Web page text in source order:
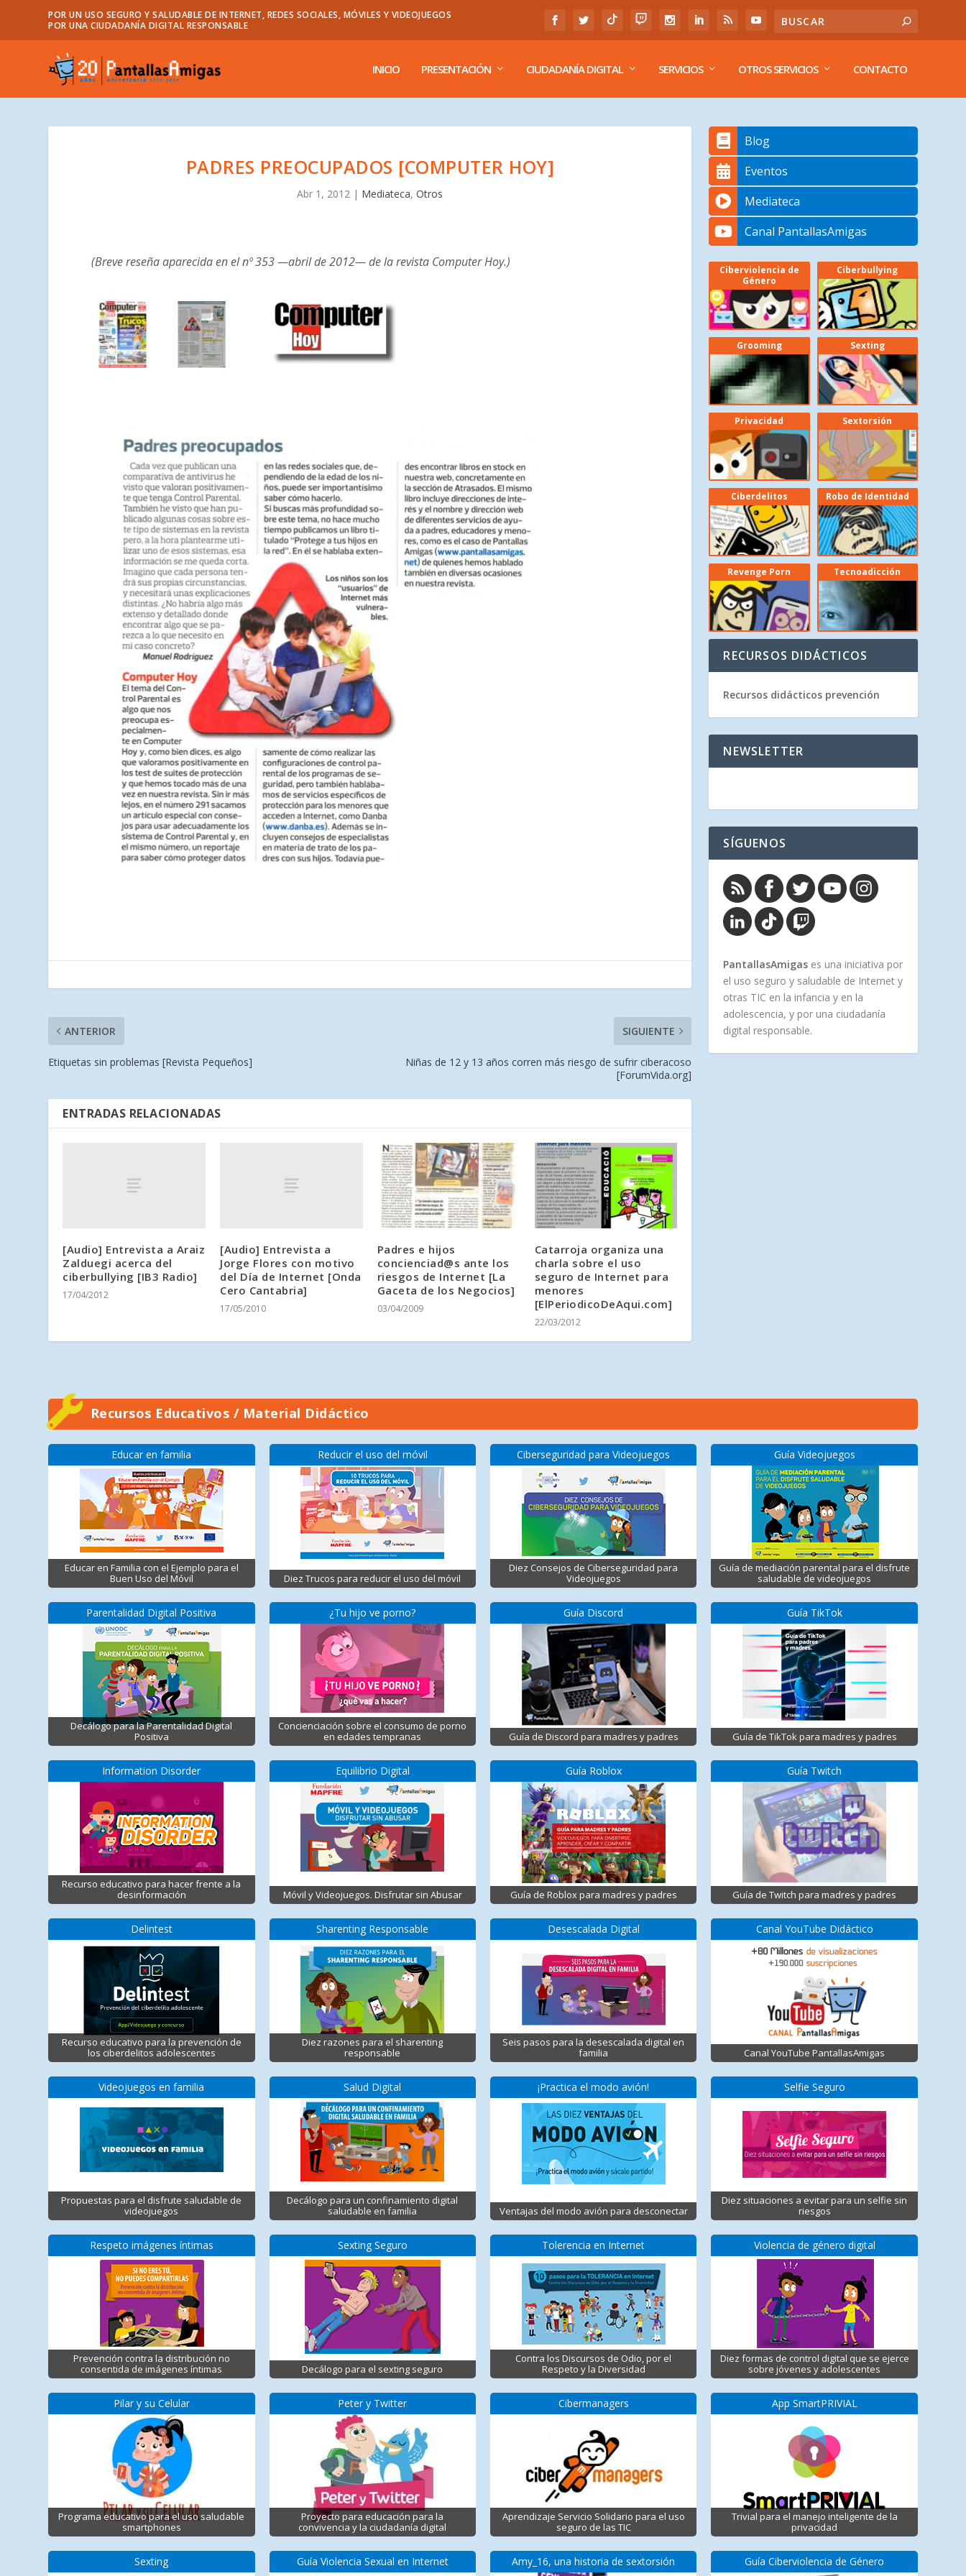
POR UN USO SEGURO Y SALUDABLE DE INTERNET, REDES SOCIALES, MÓVILES Y VIDEOJUEGOS
POR UNA CIUDADANÍA DIGITAL RESPONSABLE
INICIO PRESENTACIÓN CIUDADANÍA DIGITAL SERVICIOS OTROS SERVICIOS CONTACTO
PADRES PREOCUPADOS [COMPUTER HOY]
Abr 1, 2012 | Mediateca,Otros
(Breve reseña aparecida en el nº 353 —abril de 2012— de la revista Computer Hoy.)
ANTERIOR
Etiquetas sin problemas [Revista Pequeños]
SIGUIENTE
Niñas de 12 y 13 años corren más riesgo de sufrir ciberacoso
[ForumVida.org]
ENTRADAS RELACIONADAS
[Audio] Entrevista a Araiz
Zalduegi acerca del
ciberbullying [IB3 Radio]
17/04/2012
[Audio] Entrevista a
Jorge Flores con motivo
del Día de Internet [Onda
Cero Cantabria]
17/05/2010
Padres e hijos
concienciad@s ante los
riesgos de Internet [La
Gaceta de los Negocios]
03/04/2009
Catarroja organiza una
charla sobre el uso
seguro de Internet para
menores
[ElPeriodicoDeAqui.com]
22/03/2012
Blog
Eventos
Mediateca
Canal PantallasAmigas
Ciberviolencia de
Género
Ciberbullying
Grooming Sexting
Privacidad Sextorsión
Ciberdelitos Robo de Identidad
Revenge Porn Tecnoadicción
RECURSOS DIDÁCTICOS
Recursos didácticos prevención
NEWSLETTER
SÍGUENOS
PantallasAmigas es una iniciativa por
el uso seguro y saludable de Internet y
otras TIC en la infancia y en la
adolescencia, y por una ciudadanía
digital responsable.
Recursos Educativos / Material Didáctico
Educar en familia
Educar en Familia con el Ejemplo para el
Buen Uso del Móvil
Parentalidad Digital Positiva
Decálogo para la Parentalidad Digital
Positiva
Information Disorder
Recurso educativo para hacer frente a la
desinformación
Delintest
Recurso educativo para la prevención de
los ciberdelitos adolescentes
Videojuegos en familia
Propuestas para el disfrute saludable de
videojuegos
Respeto imágenes íntimas
Prevención contra la distribución no
consentida de imágenes íntimas
Pilar y su Celular
Programa educativo para el uso saludable
smartphones
Sexting
Reducir el uso del móvil
Diez Trucos para reducir el uso del móvil
¿Tu hijo ve porno?
Concienciación sobre el consumo de porno
en edades tempranas
Equilibrio Digital
Móvil y Videojuegos. Disfrutar sin Abusar
Sharenting Responsable
Diez razones para el sharenting
responsable
Salud Digital
Decálogo para un confinamiento digital
saludable en familia
Sexting Seguro
Decálogo para el sexting seguro
Peter y Twitter
Proyecto para educación para la
convivencia y la ciudadanía digital
Guía Violencia Sexual en Internet
Ciberseguridad para Videojuegos
Diez Consejos de Ciberseguridad para
Videojuegos
Guía Discord
Guía de Discord para madres y padres
Guía Roblox
Guía de Roblox para madres y padres
Desescalada Digital
Seis pasos para la desescalada digital en
familia
¡Practica el modo avión!
Ventajas del modo avión para desconectar
Tolerencia en Internet
Contra los Discursos de Odio, por el
Respeto y la Diversidad
Cibermanagers
Aprendizaje Servicio Solidario para el uso
seguro de las TIC
Amy_16, una historia de sextorsión
Guía Videojuegos
Guía de mediación parental para el disfrute
saludable de videojuegos
Guía TikTok
Guía de TikTok para madres y padres
Guía Twitch
Guía de Twitch para madres y padres
Canal YouTube Didáctico
Canal YouTube PantallasAmigas
Selfie Seguro
Diez situaciones a evitar para un selfie sin
riesgos
Violencia de género digital
Diez formas de control digital que se ejerce
sobre jóvenes y adolescentes
App SmartPRIVIAL
Trivial para el manejo inteligente de la
privacidad
Guía Ciberviolencia de Género